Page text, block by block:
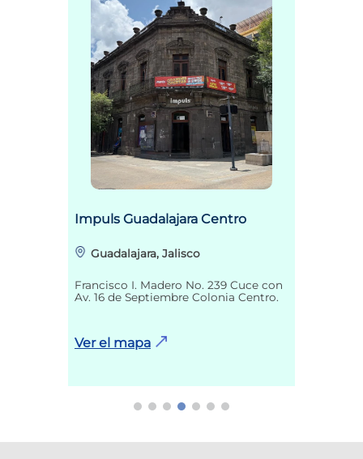
Impuls Guadalajara Centro
Guadalajara, Jalisco
Francisco I. Madero No. 239 Cuce con
Av. 16 de Septiembre Colonia Centro.
Ver el mapa